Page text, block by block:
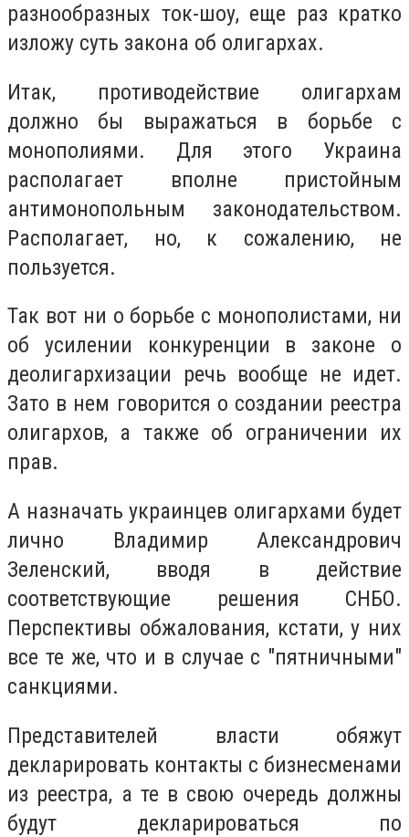
разнообразных ток-шоу, еще раз кратко
изложу суть закона об олигархах.
Итак, противодействие олигархам
должно бы выражаться в борьбе с
монополиями. Для этого Украина
располагает вполне пристойным
антимонопольным законодательством.
Располагает, но, к сожалению, не
пользуется.
Так вот ни о борьбе с монополистами, ни
об усилении конкуренции в законе о
деолигархизации речь вообще не идет.
Зато в нем говорится о создании реестра
олигархов, а также об ограничении их
прав.
А назначать украинцев олигархами будет
лично Владимир Александрович
Зеленский, вводя в действие
соответствующие решения СНБО.
Перспективы обжалования, кстати, у них
все те же, что и в случае с "пятничными"
санкциями.
Представителей власти обяжут
декларировать контакты с бизнесменами
из реестра, а те в свою очередь должны
будут декларироваться по